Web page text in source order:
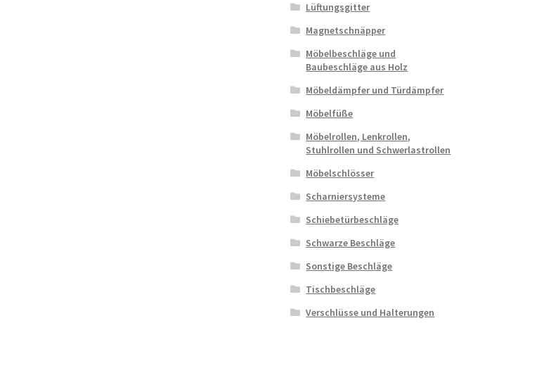
Lüftungsgitter
Magnetschnäpper
Möbelbeschläge und
Baubeschläge aus Holz
Möbeldämpfer und Türdämpfer
Möbelfüße
Möbelrollen, Lenkrollen,
Stuhlrollen und Schwerlastrollen
Möbelschlösser
Scharniersysteme
Schiebetürbeschläge
Schwarze Beschläge
Sonstige Beschläge
Tischbeschläge
Verschlüsse und Halterungen